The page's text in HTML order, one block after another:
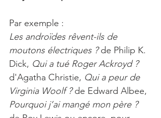
Par exemple :
Les androïdes rêvent-ils de
moutons électriques ? de Philip K.
Dick, Qui a tué Roger Ackroyd ?
d'Agatha Christie, Qui a peur de
Virginia Woolf ? de Edward Albee,
Pourquoi j’ai mangé mon père ?